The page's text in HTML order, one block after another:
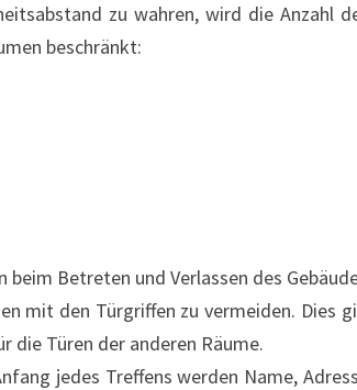
zu wahren, wird die Anzahl
beschränkt:
beim Betreten und Verlassen des
mit den Türgriffen zu vermeiden. Dies
die Türen der anderen Räume.
jedes Treffens werden Name,